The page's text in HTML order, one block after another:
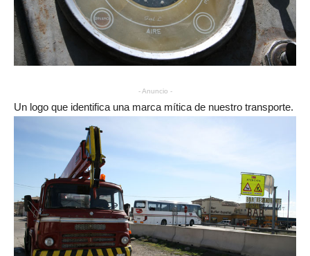
- Anuncio -
Un logo que identifica una marca mítica de nuestro transporte.